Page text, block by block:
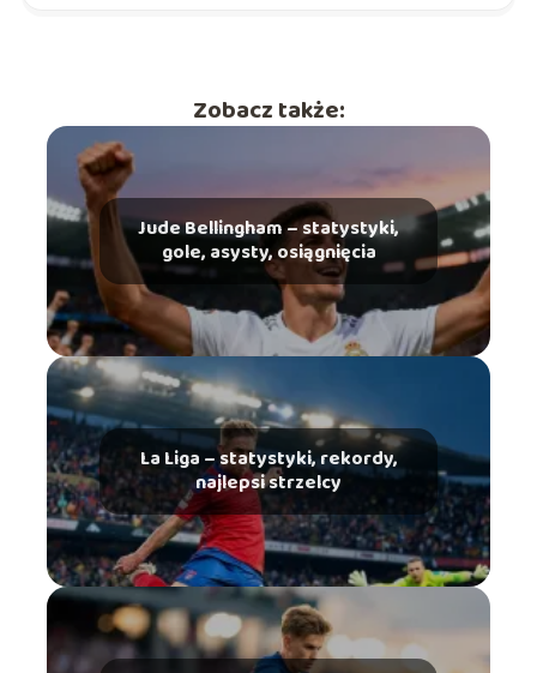
Zobacz także:
Jude Bellingham – statystyki,
gole, asysty, osiągnięcia
La Liga – statystyki, rekordy,
najlepsi strzelcy